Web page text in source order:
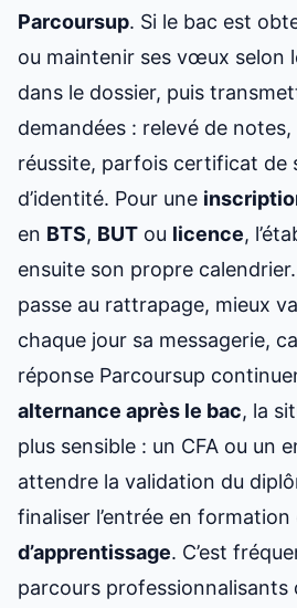
Parcoursup. Si le bac est
ou maintenir ses vœux selon
dans le dossier, puis
demandées : relevé de
réussite, parfois certificat de
d’identité. Pour une
en BTS, BUT ou licence,
ensuite son propre
passe au rattrapage, mieux
chaque jour sa messagerie,
réponse Parcoursup
alternance après le bac, la
plus sensible : un CFA ou un
attendre la validation du
finaliser l’entrée en formation
d’apprentissage. C’est
parcours professionnalisants